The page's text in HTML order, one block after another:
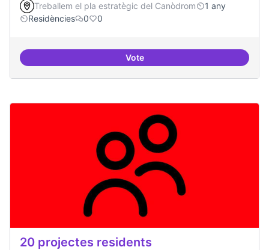
Treballem el pla estratègic del Canòdrom
1 any
Residències
0 0
Vote10 projectes consolidats
20 projectes residents